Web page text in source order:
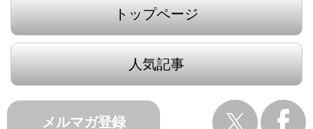
トップページ
人気記事
メルマガ登録